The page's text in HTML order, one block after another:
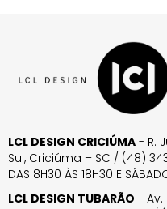
LCL DESIGN CRICIÚMA - R.
Sul, Criciúma – SC / (48)
DAS 8H30 ÀS 18H30 E
LCL DESIGN TUBARÃO -